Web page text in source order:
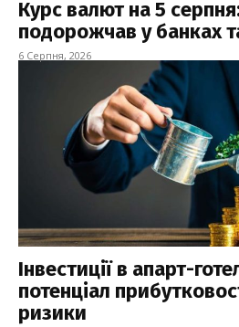
Курс валют на 5
подорожчав у банках
6 Серпня, 2026
Інвестиції в апарт-
потенціал
ризики